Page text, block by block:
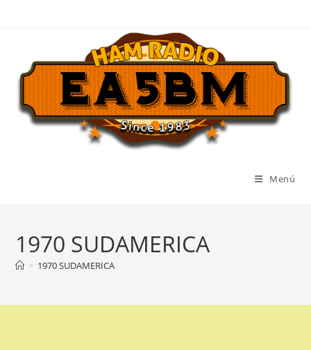
Menú
1970 SUDAMERICA
> 1970 SUDAMERICA